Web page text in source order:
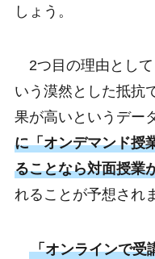
しょう。
2つ目の理由として
いう漠然とした抵抗
果が高いというデー
に「オンデマンド授
ることなら対面授業
れることが予想され
「オンラインで受